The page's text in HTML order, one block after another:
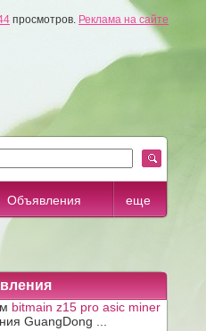
просмотров. Реклама на сайте
Объявления еще
bitmain z15 pro asic miner
GuangDong ...